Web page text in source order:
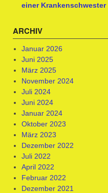
einer
ARCHIV
Januar 2026
Juni 2025
März 2025
November 2024
Juli 2024
Juni 2024
Januar 2024
Oktober 2023
März 2023
Dezember 2022
Juli 2022
April 2022
Februar 2022
Dezember 2021